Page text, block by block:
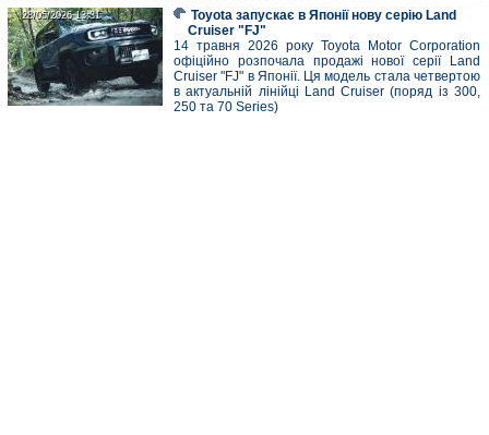
28/05/2026 13:31
28/05/2026 13:31
Toyota запускає в Японії нову серію Land
Cruiser "FJ"
14 травня 2026 року Toyota Motor Corporation
офіційно розпочала продажі нової серії Land
Cruiser "FJ" в Японії. Ця модель стала четвертою
в актуальній лінійці Land Cruiser (поряд із 300,
250 та 70 Series)